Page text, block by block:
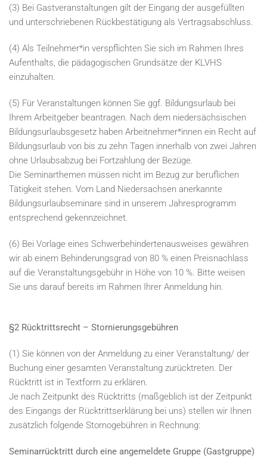
(3) Bei Gastveranstaltungen gilt der Eingang der ausgefüllten
und unterschriebenen Rückbestätigung als Vertragsabschluss.
(4) Als Teilnehmer*in verspflichten Sie sich im Rahmen Ihres
Aufenthalts, die pädagogischen Grundsätze der KLVHS
einzuhalten.
(5) Für Veranstaltungen können Sie ggf. Bildungsurlaub bei
Ihrem Arbeitgeber beantragen. Nach dem niedersächsischen
Bildungsurlaubsgesetz haben Arbeitnehmer*innen ein Recht auf
Bildungsurlaub von bis zu zehn Tagen innerhalb von zwei Jahren
ohne Urlaubsabzug bei Fortzahlung der Bezüge.
Die Seminarthemen müssen nicht im Bezug zur beruflichen
Tätigkeit stehen. Vom Land Niedersachsen anerkannte
Bildungsurlaubseminare sind in unserem Jahresprogramm
entsprechend gekennzeichnet.
(6) Bei Vorlage eines Schwerbehindertenausweises gewähren
wir ab einem Behinderungsgrad von 80 % einen Preisnachlass
auf die Veranstaltungsgebühr in Höhe von 10 %. Bitte weisen
Sie uns darauf bereits im Rahmen Ihrer Anmeldung hin.
§2 Rücktrittsrecht – Stornierungsgebühren
(1) Sie können von der Anmeldung zu einer Veranstaltung/ der
Buchung einer gesamten Veranstaltung zurücktreten. Der
Rücktritt ist in Textform zu erklären.
Je nach Zeitpunkt des Rücktritts (maßgeblich ist der Zeitpunkt
des Eingangs der Rücktrittserklärung bei uns) stellen wir Ihnen
zusätzlich folgende Stornogebühren in Rechnung:
Seminarrücktritt durch eine angemeldete Gruppe (Gastgruppe)